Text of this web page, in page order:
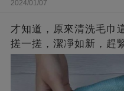
2024/01/07
才知道，原來清洗毛巾
搓一搓，潔凈如新，趕